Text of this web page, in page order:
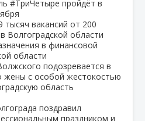
#ТриЧетыре пройдёт в
тысяч вакансий от 200
Волгоградской области
в финансовой
области
подозревается в
жены с особой жестокостью
область
поздравил
праздником и